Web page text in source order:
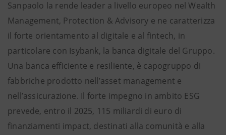
Sanpaolo la rende leader a livello europeo nel Wealth
Management, Protection & Advisory e ne caratterizza
il forte orientamento al digitale e al fintech, in
particolare con Isybank, la banca digitale del Gruppo.
Una banca efficiente e resiliente, è capogruppo di
fabbriche prodotto nell’asset management e
nell’assicurazione. Il forte impegno in ambito ESG
prevede, entro il 2025, 115 miliardi di euro di
finanziamenti impact, destinati alla comunità e alla